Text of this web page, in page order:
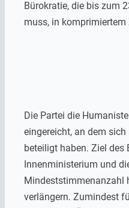
Bürokratie, die bis zum
muss, in
Die Partei die
eingereicht, an dem
beteiligt haben. Ziel des
Innenministerium und
Mindeststimmenanzahl
verlängern. Zumindest